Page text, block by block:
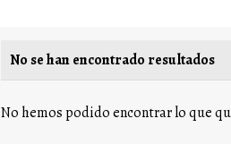
No se han encontrado resultados
No hemos podido encontrar lo que